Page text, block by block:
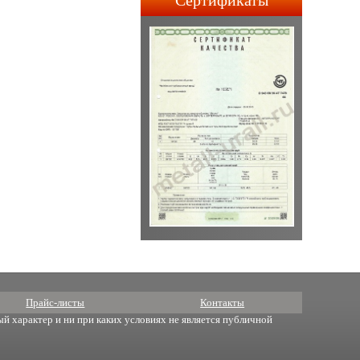
строительства АПЛ 4-го и
5-го поколений.
Прайс-листы Контакты
характер и ни при каких условиях не является публичной